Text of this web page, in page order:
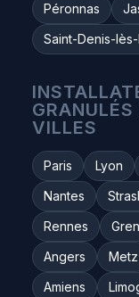
Péronnas
Saint-Denis-
VILLES
Paris Lyon
Nantes
Rennes
Angers
Metz
Amiens